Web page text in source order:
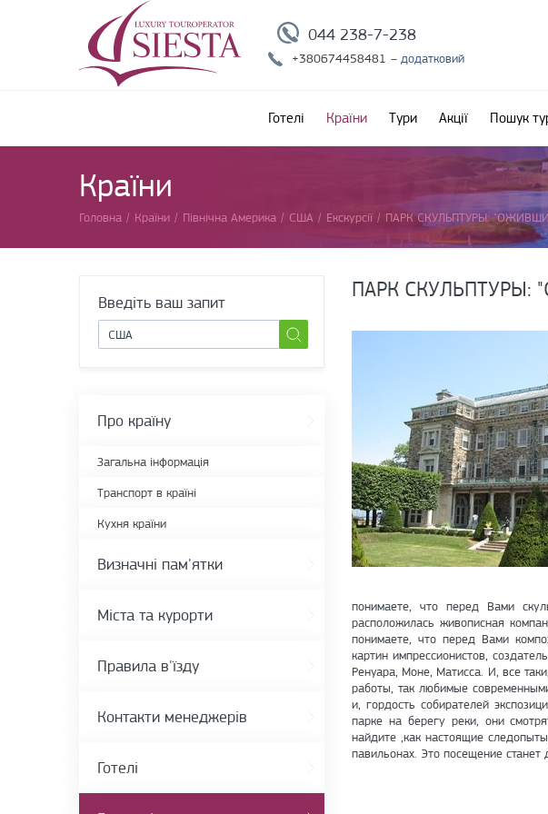
044 238-7-238
+380674458481 – додатковий
Готелі Країни Тури Акції Пошук
Країни
Головна / Країни / Північна Америка / США / Екскурсії / ПАРК СКУЛЬПТУРЫ:
Введіть ваш запит
Про країну
Загальна інформація
Транспорт в країні
Кухня країни
Визначні пам'ятки
Міста та курорти
Правила в'їзду
Контакти менеджерів
Готелі
ПАРК СКУЛЬПТУРЫ:
понимаете, что перед Вами
расположилась живописная
понимаете, что перед Вами
картин импрессионистов,
Ренуара, Моне, Матисса. И, все
работы, так любимые
и, гордость собирателей
парке на берегу реки, они
найдите ,как настоящие
павильонах. Это посещение